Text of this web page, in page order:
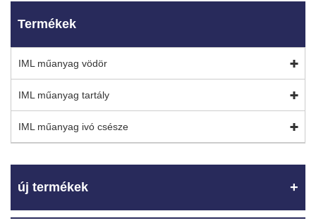
Termékek
IML műanyag vödör
IML műanyag tartály
IML műanyag ivó csésze
új termékek